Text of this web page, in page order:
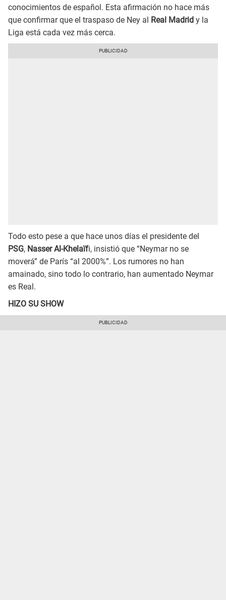
conocimientos de español. Esta afirmación no hace más
que confirmar que el traspaso de Ney al Real Madrid y la
Liga está cada vez más cerca.
Todo esto pese a que hace unos días el presidente del
PSG, Nasser Al-Khelaïfi, insistió que “Neymar no se
moverá” de París “al 2000%”. Los rumores no han
amainado, sino todo lo contrario, han aumentado Neymar
es Real.
HIZO SU SHOW